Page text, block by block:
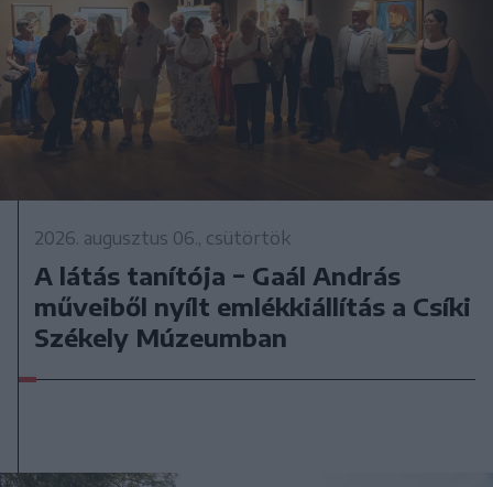
2026. augusztus 06., csütörtök
A látás tanítója − Gaál András
műveiből nyílt emlékkiállítás a Csíki
Székely Múzeumban